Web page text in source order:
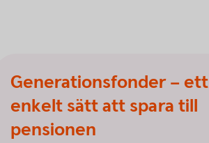
Generationsfonder – ett
enkelt sätt att spara till
pensionen